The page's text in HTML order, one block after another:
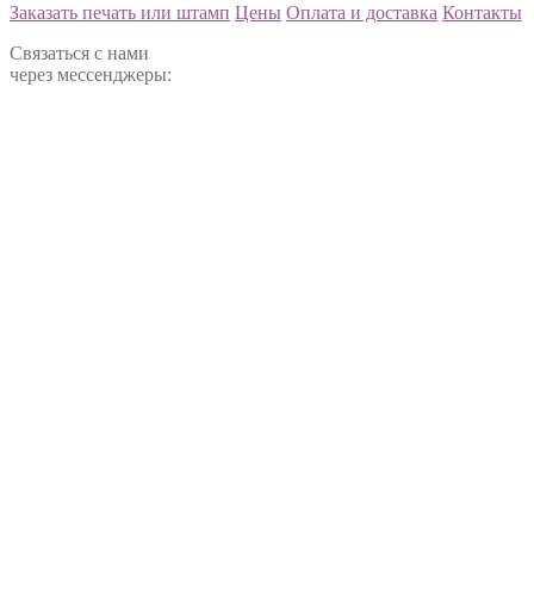
Заказать печать или штамп Цены Оплата и доставка Контакты
Связаться с нами
через мессенджеры: